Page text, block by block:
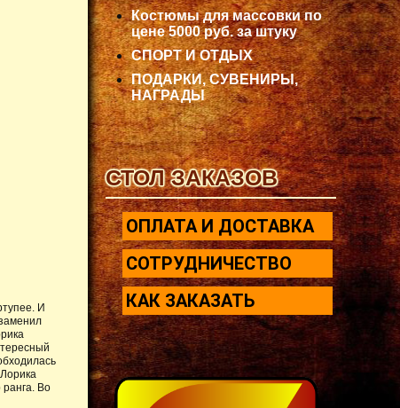
И
ранга. Во
Костюмы для массовки по
цене 5000 руб. за штуку
СПОРТ И ОТДЫХ
ПОДАРКИ, СУВЕНИРЫ,
НАГРАДЫ
СТОЛ ЗАКАЗОВ
ОПЛАТА И ДОСТАВКА
СОТРУДНИЧЕСТВО
КАК ЗАКАЗАТЬ